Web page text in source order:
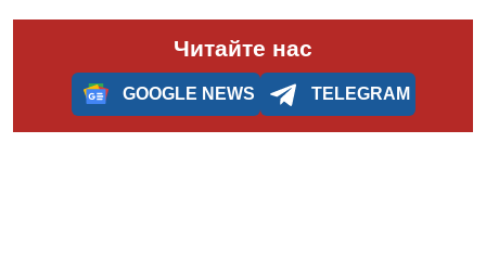
Читайте нас
GOOGLE NEWS TELEGRAM